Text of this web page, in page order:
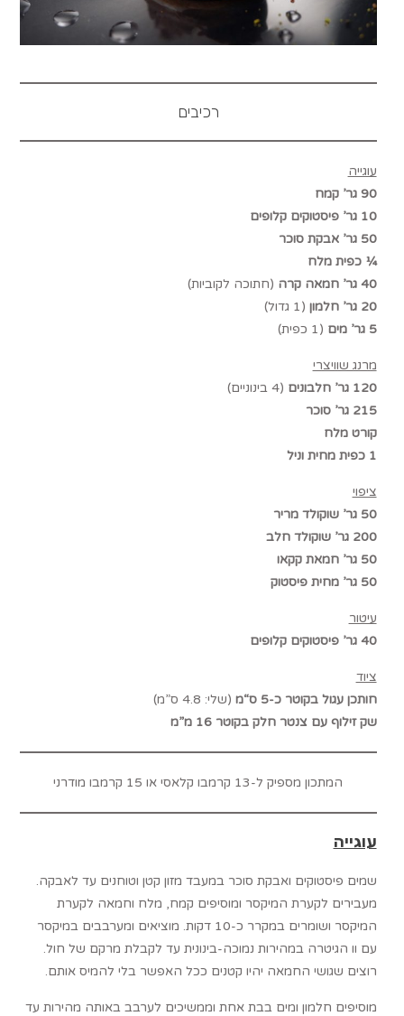
רכיבים
עוגייה
90 גר’ קמח
10 גר’ פיסטוקים קלופים
50 גר’ אבקת סוכר
¼ כפית מלח
40 גר’ חמאה קרה
(חתוכה לקוביות)
20 גר’ חלמון
(1 גדול)
5 גר’ מים
(1 כפית)
מרנג שוויצרי
120 גר’ חלבונים
(4 בינוניים)
215 גר’ סוכר
קורט מלח
1 כפית מחית וניל
ציפוי
50 גר’ שוקולד מריר
200 גר’ שוקולד חלב
50 גר’ חמאת קקאו
50 גר’ מחית פיסטוק
עיטור
40 גר’ פיסטוקים קלופים
ציוד
חותכן עגול בקוטר כ-5 ס“מ
(שלי: 4.8 ס”מ)
שק זילוף עם צנטר חלק בקוטר 16 מ”מ
המתכון מספיק ל-13 קרמבו קלאסי או 15 קרמבו מודרני
עוגייה
שמים פיסטוקים ואבקת סוכר במעבד מזון קטן וטוחנים עד לאבקה.
מעבירים לקערת המיקסר ומוסיפים קמח, מלח וחמאה לקערת
המיקסר ושומרים במקרר כ-10 דקות. מוציאים ומערבבים במיקסר
עם וו הגיטרה במהירות נמוכה-בינונית עד לקבלת מרקם של חול.
רוצים שגושי החמאה יהיו קטנים ככל האפשר בלי להמיס אותם.
מוסיפים חלמון ומים בבת אחת וממשיכים לערבב באותה מהירות עד